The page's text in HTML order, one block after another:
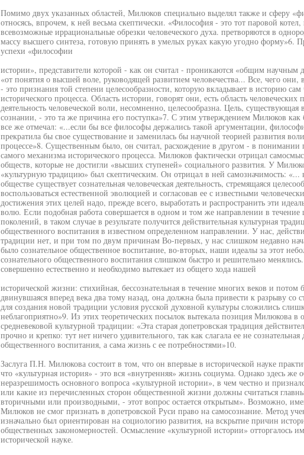
Помимо двух указанных областей, Милюков специально выделял также и сферу
относясь, впрочем, к ней весьма скептически. «Философия - это тот паровой котел,
всевозможные иррациональные обрезки человеческого духа. претворяются в
массу высшего синтеза, готовую принять в умелых руках какую угодно форму»6.
успехи «философии
истории», представители которой - как он считал - проникаются «общим научным
«от понятия о высшей воле, руководящей развитием человечества... Все, чего они,
- это признания той степени целесообразности, которую вкладывает в историю сам
исторического процесса. Область истории, говорят они, есть область человеческих
деятельность человеческой воли, несомненно, целесообразна. Цель, существующая
сознании, - это та же причина его поступка»7. С этим утверждением Милюков как
все же отмечал: «...если бы все философы держались такой аргументации,
прекратила бы свое существование и заменилась бы научной теорией развития
процессе»8. Существенным было, он считал, расхождение в другом - в понимании
самого механизма исторического процесса. Милюков фактически отрицал
обществ, которые не достигли «высших ступеней» социального развития. У
«культурную традицию» был скептическим. Он отрицал в ней самозначимость: «...
обществе существует сознательная человеческая деятельность, стремящаяся
воспользоваться естественной эволюцией и согласовав ее с известными
достижения этих целей надо, прежде всего, выработать и распространить эти
волю. Если подобная работа совершается в одном и том же направлении в течение
поколений, в таком случае в результате получится действительная культурная
общественного воспитания в известном определенном направлении. У нас,
традиции нет, и при том по двум причинам Во-первых, у нас слишком недавно
было сознательное общественное воспитание, во-вторых, наши идеалы за этот
сознательного общественного воспитания слишком быстро и решительно
совершенно естественно и необходимо вытекает из общего хода нашей
исторической жизни: стихийная, бессознательная в течение многих веков и потом
двинувшаяся вперед века два тому назад, она должна была привести к разрыву со
для создания новой традиции условия русской духовной культуры сложились
неблагоприятно»9. Из этих теоретических посылок вытекала позиция Милюкова в
средневековой культурной традиции: «Эта старая допетровская традиция
прочно и крепко: тут нет ничего удивительного, так как слагала ее не сознательная
общественного воспитания, а сама жизнь с ее потребностями»10.
Заслуга П.Н. Милюкова состоит в том, что он впервые в исторической науке
что «культурная история» - это вся «внутренняя» жизнь социума. Однако здесь же
неразрешимость основного вопроса «культурной истории», в чем честно и
или какие из перечисленных сторон общественной жизни должны считаться
вторичными или производными, - этот вопрос остается открытым». Возможно,
Милюков не смог признать в допетровской Руси право на самосознание. Метод
изначально был ориентирован на социологию развития, на вскрытие причин
общественных закономерностей. Осмысление «культурной истории» отторгалось
исторической науке.